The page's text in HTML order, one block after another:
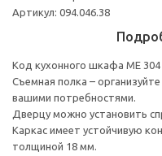
Артикул: 094.046.38
Код кухонного шкафа ME 304
Съемная полка –
вашими потребностями.
Дверцу можно установить
Каркас имеет устойчивую
толщиной 18 мм.